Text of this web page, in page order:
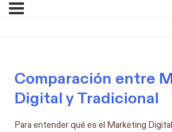
Comparación entre
Digital y Tradicional
Para entender qué es el Marketing